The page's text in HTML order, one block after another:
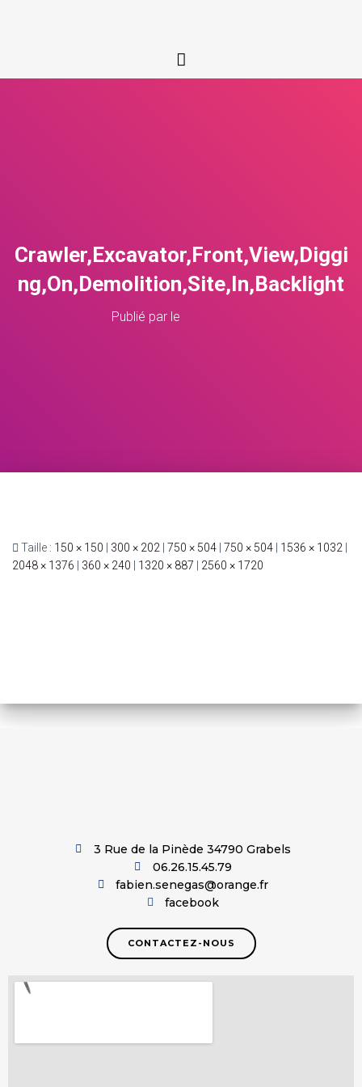
Crawler,Excavator,Front,View,Diggi
ng,On,Demolition,Site,In,Backlight
Publié par le
Taille : 150 × 150 300 × 202 750 × 504 750 × 504 1536 × 1032
2048 × 1376
360 × 240 1320 × 887 2560 × 1720
3 Rue de la Pinède 34790 Grabels
06.26.15.45.79
fabien.senegas@orange.fr
facebook
CONTACTEZ-NOUS